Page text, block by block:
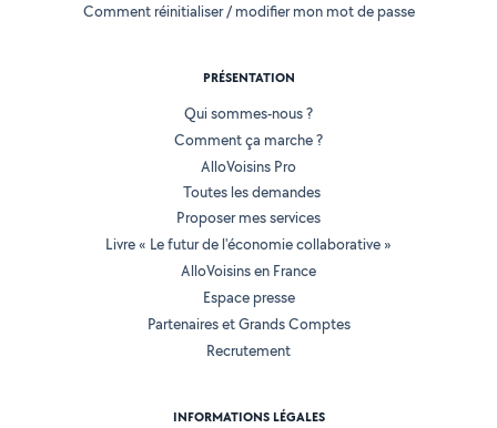
Comment réinitialiser / modifier mon mot de passe
PRÉSENTATION
Qui sommes-nous ?
Comment ça marche ?
AlloVoisins Pro
Toutes les demandes
Proposer mes services
Livre « Le futur de l'économie collaborative »
AlloVoisins en France
Espace presse
Partenaires et Grands Comptes
Recrutement
INFORMATIONS LÉGALES